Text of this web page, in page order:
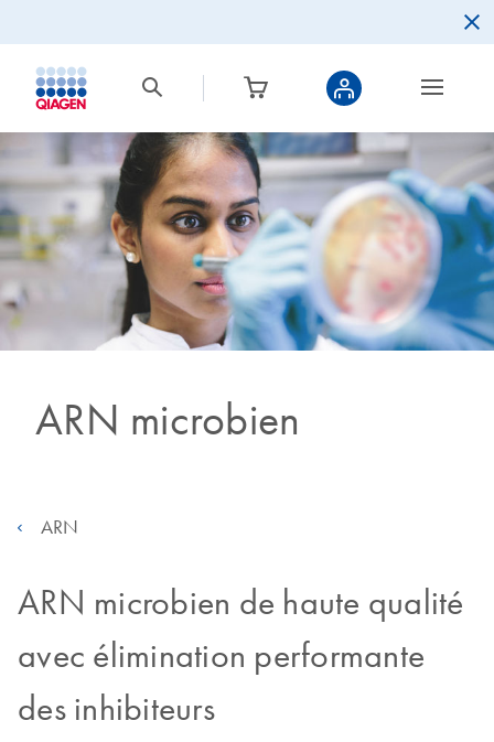
ARN microbien
ARN
ARN microbien de haute qualité
avec élimination performante
des inhibiteurs